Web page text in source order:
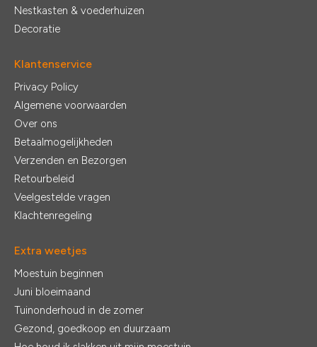
Nestkasten & voederhuizen
Decoratie
Klantenservice
Privacy Policy
Algemene voorwaarden
Over ons
Betaalmogelijkheden
Verzenden en Bezorgen
Retourbeleid
Veelgestelde vragen
Klachtenregeling
Extra weetjes
Moestuin beginnen
Juni bloeimaand
Tuinonderhoud in de zomer
Gezond, goedkoop en duurzaam